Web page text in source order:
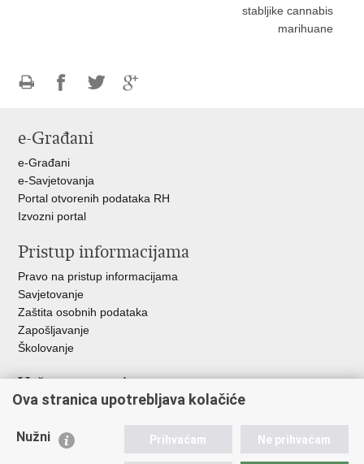
stabljike cannabis
marihuane
FacebookuTwitteru
e-Građani
e-Građani
e-Savjetovanja
Portal otvorenih podataka RH
Izvozni portal
Pristup informacijama
Pravo na pristup informacijama
Savjetovanje
Zaštita osobnih podataka
Zapošljavanje
Školovanje
Važne poveznice
Ministarstvo unutarnjih poslova
Udruge
Ova stranica upotrebljava kolačiće
Nužni Prihvaćam Ne prihvaćam